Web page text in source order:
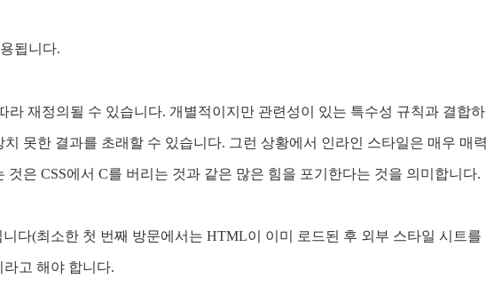
됩니다.
재정의될 수 있습니다. 개별적이지만 관련성이 있는 특수성 규칙과 결합하
못한 결과를 초래할 수 있습니다. 그런 상황에서 인라인 스타일은 매우 매력
은 CSS에서 C를 버리는 것과 같은 많은 힘을 포기한다는 것을 의미합니다.
다(최소한 첫 번째 방문에서는 HTML이 이미 로드된 후 외부 스타일 시트를
고 해야 합니다.